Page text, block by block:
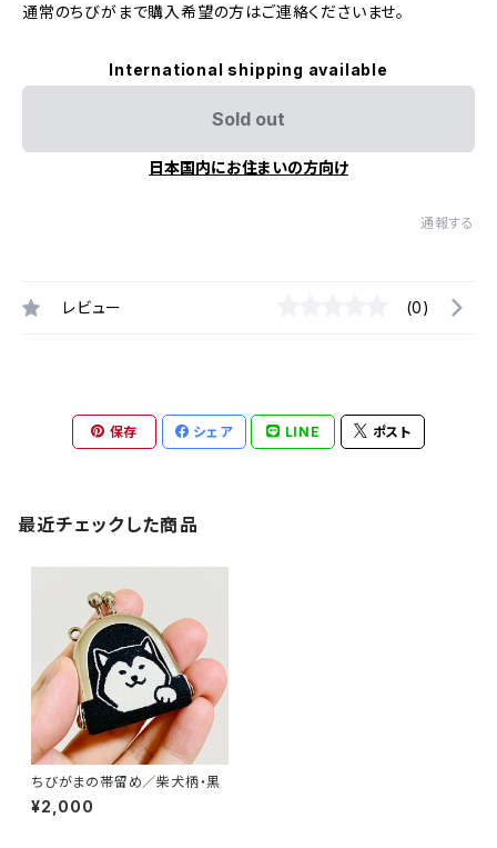
通常のちびがまで購入希望の方はご連絡くださいませ。
International shipping available
Sold out
日本国内にお住まいの方向け
通報する
レビュー (0)
保存 シェア LINE ポスト
最近チェックした商品
ちびがまの帯留め／柴犬柄・黒
¥2,000